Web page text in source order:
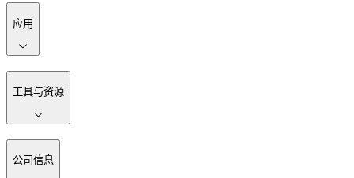
应用
工具与资源
公司信息